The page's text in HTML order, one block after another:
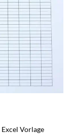
Vorlage